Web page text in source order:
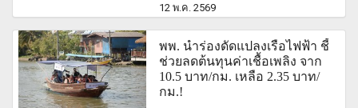
12 พ.ค. 2569
พพ. นำร่องดัดแปลงเรือไฟฟ้า ชี้
ช่วยลดต้นทุนค่าเชื้อเพลิง จาก
10.5 บาท/กม. เหลือ 2.35 บาท/
กม.!